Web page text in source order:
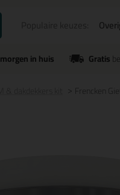
morgen in huis Gratis
Frencken